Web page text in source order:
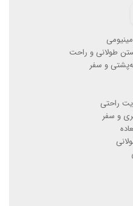
طولانی و راحت
و سفر
راحتی
و سفر